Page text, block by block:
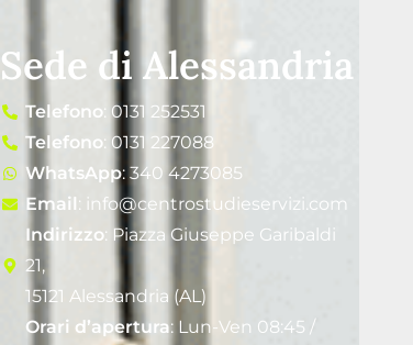
Sede di Alessandria
Telefono: 0131 252531
Telefono: 0131 227088
WhatsApp: 340 4273085
Email: info@centrostudieservizi.com
Indirizzo: Piazza Giuseppe Garibaldi
21,
15121 Alessandria (AL)
Orari d’apertura: Lun-Ven 08:45 /